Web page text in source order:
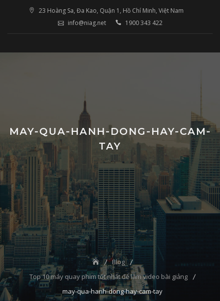
23 Hoàng Sa, Đa Kao, Quận 1, Hồ Chí Minh, Việt Nam
info@niag.net
1900 343 422
MAY-QUA-HANH-DONG-HAY-CAM-
TAY
Blog
Top 10 máy quay phim tốt nhất để làm video bài giảng
may-qua-hanh-dong-hay-cam-tay